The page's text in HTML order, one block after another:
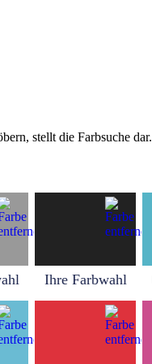
stellt die Farbsuche
Ihre Farbwahl